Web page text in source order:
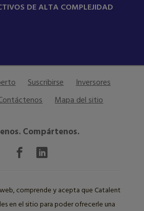
DE ALTA COMPLEJIDAD
Suscribirse
Inversores
Mapa del sitio
Compártenos.
comprende y acepta que Catalent
en el sitio para poder ofrecerle una